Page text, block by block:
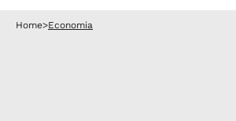
Home>Economia